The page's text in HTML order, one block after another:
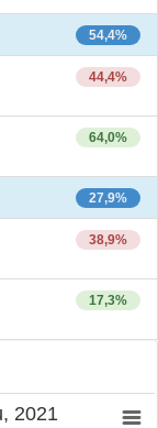
54,4%
44,4%
64,0%
27,9%
38,9%
17,3%
2021